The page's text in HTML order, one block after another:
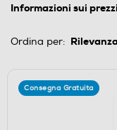
Informazioni sui
Ordina per:
Consegna Gratuita